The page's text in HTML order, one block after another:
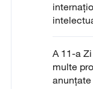
A 11-a
multe
anunțate